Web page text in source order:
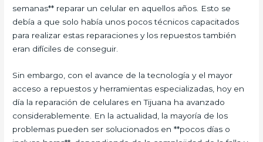
semanas** reparar un celular en aquellos años. Esto se
debía a que solo había unos pocos técnicos capacitados
para realizar estas reparaciones y los repuestos también
eran difíciles de conseguir.
Sin embargo, con el avance de la tecnología y el mayor
acceso a repuestos y herramientas especializadas, hoy en
día la reparación de celulares en Tijuana ha avanzado
considerablemente. En la actualidad, la mayoría de los
problemas pueden ser solucionados en **pocos días o